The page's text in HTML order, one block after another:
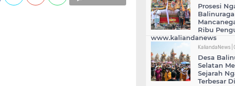
Prosesi
Ribu
www.kaliandanews
KaliandaNews |
Desa
Selatan
Sejarah
Terbesar